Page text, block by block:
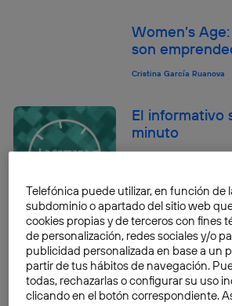
Women’s
son
Cristina García Ruanova
El informativo
minuto
Las cuentas
sobre
que deberías
Cristina García Ruanova
Telefónica puede utilizar, en función de
subdominio o apartado del sitio web
cookies propias y de terceros con fines
de personalización, redes sociales y/o
publicidad personalizada en base a un
partir de tus hábitos de navegación.
todas, rechazarlas o configurar su uso
clicando en el botón correspondiente.